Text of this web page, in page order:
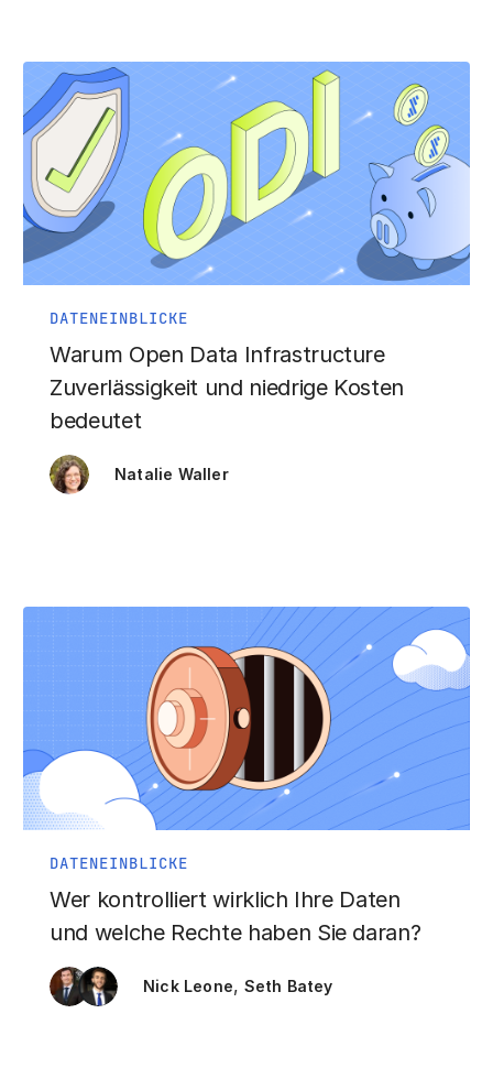
DATENEINBLICKE
Warum Open Data Infrastructure
Zuverlässigkeit und niedrige Kosten
bedeutet
Natalie Waller
DATENEINBLICKE
Wer kontrolliert wirklich Ihre Daten
und welche Rechte haben Sie daran?
Nick Leone, Seth Batey